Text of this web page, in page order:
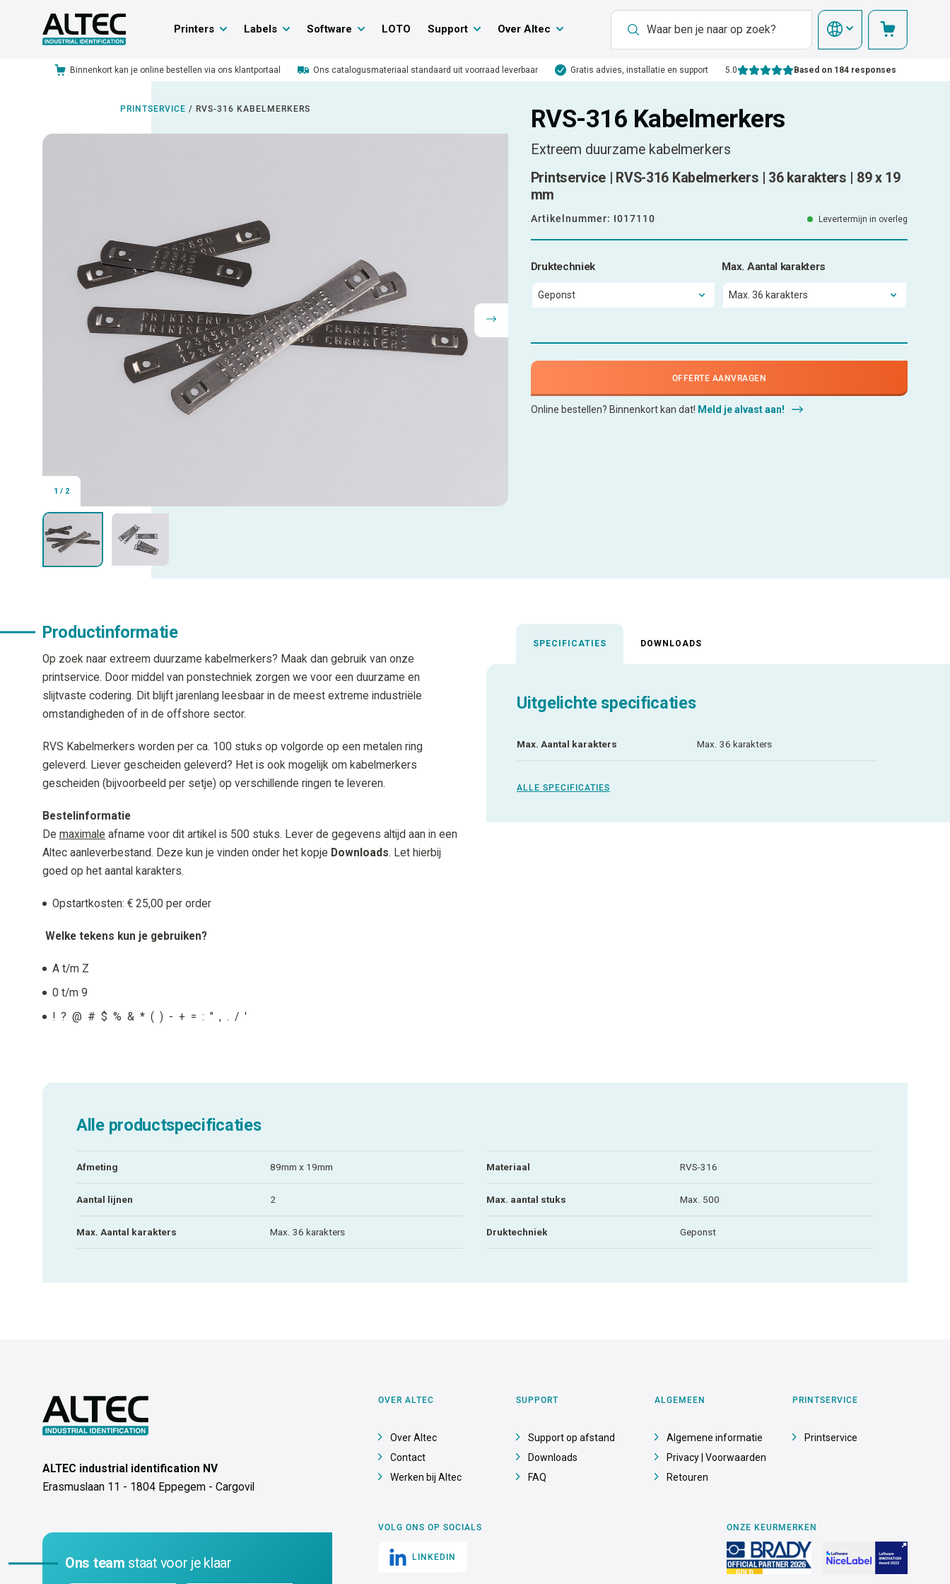
Printers Labels Software LOTO Support Over Altec
Binnenkort kan je online bestellen via ons klantportaal Ons catalogusmateriaal standaard uit voorraad leverbaar Gratis advies, installatie en support 5.0 Based on 184 responses
PRINTSERVICE / RVS-316 KABELMERKERS
1 / 2
RVS-316 Kabelmerkers
Extreem duurzame kabelmerkers
Printservice | RVS-316 Kabelmerkers | 36 karakters | 89 x 19
mm
Artikelnummer: I017110 Levertermijn in overleg
Druktechniek Max. Aantal karakters
OFFERTE AANVRAGEN
Online bestellen? Binnenkort kan dat! Meld je alvast aan!
Productinformatie
Op zoek naar extreem duurzame kabelmerkers? Maak dan gebruik van onze
printservice. Door middel van ponstechniek zorgen we voor een duurzame en
slijtvaste codering. Dit blijft jarenlang leesbaar in de meest extreme industriële
omstandigheden of in de offshore sector.
RVS Kabelmerkers worden per ca. 100 stuks op volgorde op een metalen ring
geleverd. Liever gescheiden geleverd? Het is ook mogelijk om kabelmerkers
gescheiden (bijvoorbeeld per setje) op verschillende ringen te leveren.
Bestelinformatie
De maximale afname voor dit artikel is 500 stuks. Lever de gegevens altijd aan in een
Altec aanleverbestand. Deze kun je vinden onder het kopje Downloads. Let hierbij
goed op het aantal karakters.
Opstartkosten: € 25,00 per order
Welke tekens kun je gebruiken?
A t/m Z
0 t/m 9
! ? @ # $ % & * ( ) - + = : " , . / '
SPECIFICATIES DOWNLOADS
Uitgelichte specificaties
Max. Aantal karakters Max. 36 karakters
ALLE SPECIFICATIES
Alle productspecificaties
Afmeting 89mm x 19mm Materiaal RVS-316
Aantal lijnen 2 Max. aantal stuks Max. 500
Max. Aantal karakters Max. 36 karakters Druktechniek Geponst
ALTEC industrial identification NV
Erasmuslaan 11 - 1804 Eppegem - Cargovil
Ons team staat voor je klaar
OVER ALTEC
Over Altec
Contact
Werken bij Altec
SUPPORT
Support op afstand
Downloads
FAQ
ALGEMEEN
Algemene informatie
Privacy | Voorwaarden
Retouren
PRINTSERVICE
Printservice
VOLG ONS OP SOCIALS
LINKEDIN
ONZE KEURMERKEN